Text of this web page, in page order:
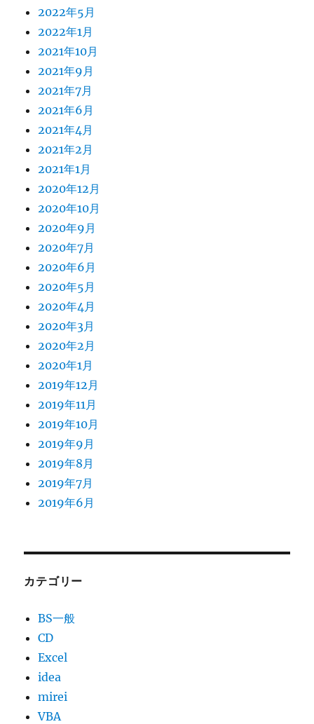
2022年5月
2022年1月
2021年10月
2021年9月
2021年7月
2021年6月
2021年4月
2021年2月
2021年1月
2020年12月
2020年10月
2020年9月
2020年7月
2020年6月
2020年5月
2020年4月
2020年3月
2020年2月
2020年1月
2019年12月
2019年11月
2019年10月
2019年9月
2019年8月
2019年7月
2019年6月
カテゴリー
BS一般
CD
Excel
idea
mirei
VBA